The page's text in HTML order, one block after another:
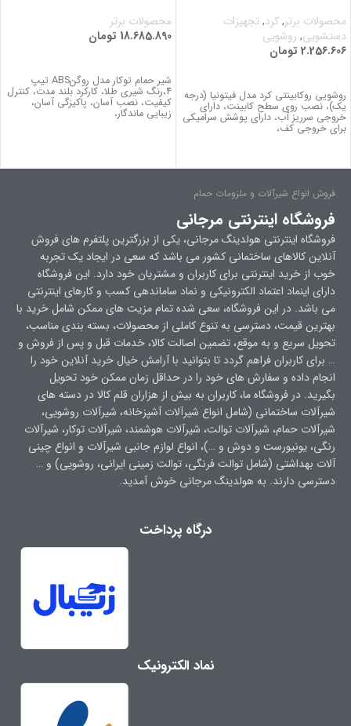
محصولات برتر,کرد,تجهیزات
دستشویی, روشویی
2.256.606 تومان
روشویی روکابینتی کرد مدل فیتونیا (درجه
یک)، نصب روی سطح کابینت، دارای
خروجی سرریز آب، دارای پوشش سرامیکی
برای خروجی کف،
محصولات برتر
18.685.890 تومان
شیر حمام توکار مدل روگنABS تیپ
4،رنگ شیری طلا، کارکرد بلند مدت، كنترل
كيفيت، نصب آسان، پاکیزگی آسان،
زیبایی ماندگار،
فروش انواع شیرآلات و ملزومات حمام
فروشگاه اینترنتی مرجانی
فروشگاه اینترنتی هولدینگ مرجانی، یکی از بزرگترین پلتفرم های فروش
آنلاین کالاهای ساختمانی کشور می باشد که سعی در ایجاد یک تجربه
خوب از خرید اینترنتی برای کاربران و مشتریان خود دارد. این فروشگاه
دارای اینماد اعتماد الکترونیکی و نماد ساماندهی کسب و کارهای اینترنتی
می باشد. در این فروشگاه، سعی شده تمام مزیت های ممکن شامل خرید با
بهترین قیمت، دسترسی به تنوع کاملی از محصولات، بسته بندی مناسب،
تحویل سریع و به موقع، تضمین اصالت کالا، خدمات قبل و پس از فروش و
… برای کاربران فراهم گردد تا بتوانید با آرامش خیال خرید آنلاین خود را
انجام داده و سفارش های خود را در حداقل زمان ممکن خود تحویل
بگیرید. در فروشگاه ما، کاربران به بیش از هزاران قلم کالا در دسته های
شیرآلات ساختمانی (شامل انواع شیرآلات آشپزخانه، شیرآلات روشویی،
شیرآلات حمام، شیرآلات توالت، شیرآلات هوشمند، شیرآلات توکار، شیرآلات
رنگی، یونیورست و دوش و …)، انواع لوازم جانبی شیرآلات و انواع چینی
آلات بهداشتی (شامل توالت فرنگی، توالت زمینی ایرانی، روشویی) و …
دسترسی دارند. به هولدینگ مرجانی خوش آمدید.
درگاه پرداخت
نماد الکترونیک